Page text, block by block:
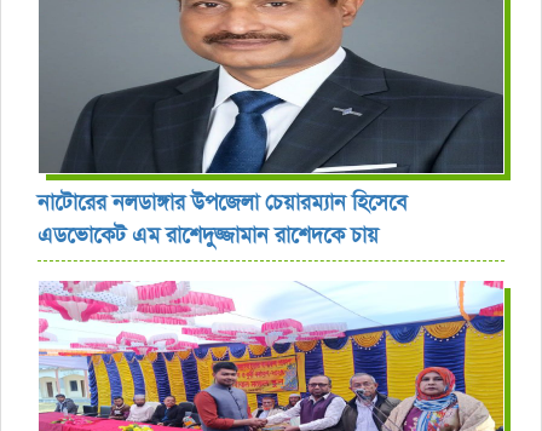
নাটোরের নলডাঙ্গার উপজেলা চেয়ারম্যান হিসেবে
এডভোকেট এম রাশেদুজ্জামান রাশেদকে চায়